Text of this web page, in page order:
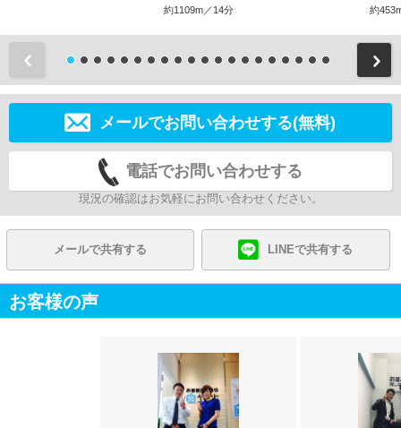
約1109m／14分 約
メールでお問い合わせする(無料)
電話でお問い合わせする
現況の確認はお気軽にお問い合わせください。
メールで共有する LINEで共有する
お客様の声